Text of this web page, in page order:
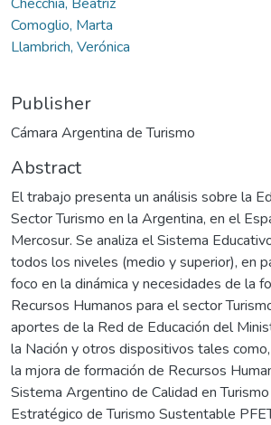
Comoglio, Marta
Llambrich, Verónica
Publisher
Cámara Argentina de Turismo
Abstract
El trabajo presenta un análisis sobre la
Sector Turismo en la Argentina, en el
Mercosur. Se analiza el Sistema
todos los niveles (medio y superior), en
foco en la dinámica y necesidades de la
Recursos Humanos para el sector
aportes de la Red de Educación del
la Nación y otros dispositivos tales
la mjora de formación de Recursos
Sistema Argentino de Calidad en
Estratégico de Turismo Sustentable